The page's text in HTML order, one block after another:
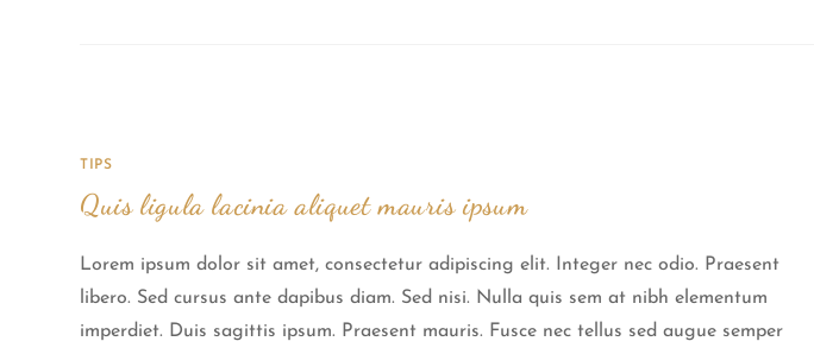
TIPS
Quis ligula lacinia aliquet mauris ipsum
Lorem ipsum dolor sit amet, consectetur adipiscing elit. Integer nec odio. Praesent
libero. Sed cursus ante dapibus diam. Sed nisi. Nulla quis sem at nibh elementum
imperdiet. Duis sagittis ipsum. Praesent mauris. Fusce nec tellus sed augue semper